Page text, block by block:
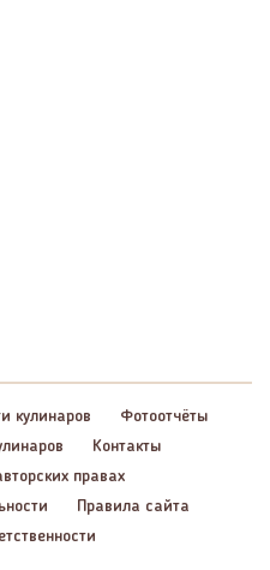
кулинаров
Фотоотчёты
Контакты
правах
Правила сайта